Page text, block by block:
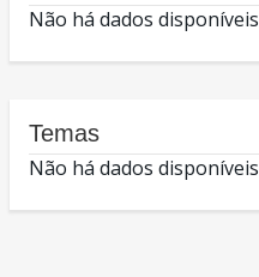
Não há dados disponíveis
Temas
Não há dados disponíveis